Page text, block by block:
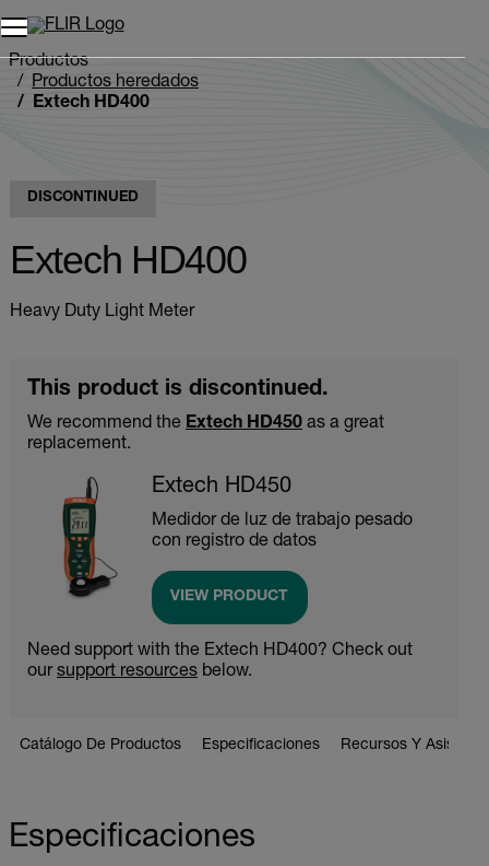
Unread messages
Modelo
Eliminar
artículos
artículo
Añadir al carro
Añadido al carro
Productos
Productos heredados
Extech HD400
DISCONTINUED
Extech HD400
Heavy Duty Light Meter
This product is discontinued.
We recommend the Extech HD450 as a great
replacement.
Extech HD450
Medidor de luz de trabajo pesado
con registro de datos
VIEW PRODUCT
Need support with the Extech HD400? Check out
oursupport resources below.
Catálogo De Productos Especificaciones Recursos Y
Especificaciones